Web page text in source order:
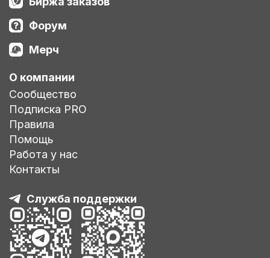
Форум
Мерч
О компании
Сообщество
Подписка PRO
Правила
Помощь
Работа у нас
Контакты
Служба поддержки